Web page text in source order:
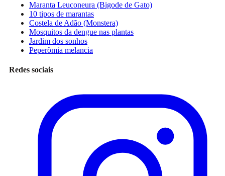
Maranta Leuconeura (Bigode de Gato)
10 tipos de marantas
Costela de Adão (Monstera)
Mosquitos da dengue nas plantas
Jardim dos sonhos
Peperômia melancia
Redes sociais